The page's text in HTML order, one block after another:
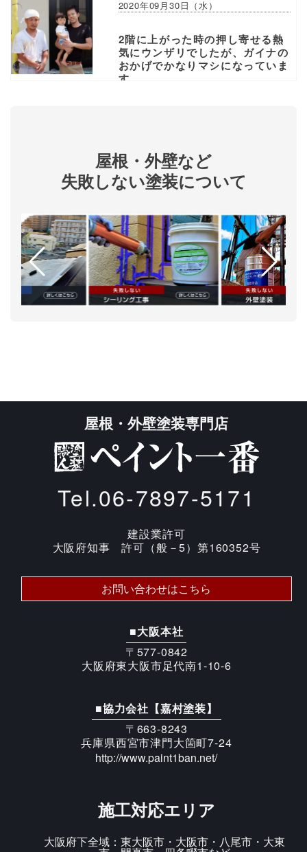
2020年09月30日（水）
2階に上がった時の押し寄せる熱
気にウンザリでしたが、ガイナの
おかげでかなりマシになっていま
す。
屋根・外壁など
失敗しない塗装について
屋根・外壁塗装専門店
Tel.06-7897-5171
建設業許可
大阪府知事 許可（般－5）第160352号
お問い合わせはこちら
■大阪本社
〒577-0842
大阪府東大阪市足代南1-10-6
■協力会社【嘉村塗装】
〒663-8243
兵庫県西宮市津門大箇町7-24
http://www.paint1ban.net/
施工対応エリア
大阪府下全域：東大阪市・大阪市・八尾市・大東